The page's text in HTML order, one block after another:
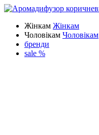
Жінкам Жінкам
Чоловікам Чоловікам
бренди
sale %